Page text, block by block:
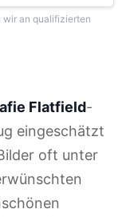
an qualifizierten
Flatfield-
eingeschätzt
oft unter